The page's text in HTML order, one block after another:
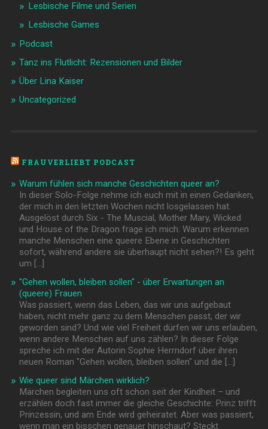
Lesbische Filme und Serien
Lesbische Games
Podcast
Tanz ins Flutlicht: Rezensionen und Bilder
Über Lina Kaiser
Uncategorized
FRAUVERLIEBT PODCAST
Warum fühlen sich manche Geschichten queer an?
In dieser Solo-Folge nehme ich euch mit in einen Gedanken,
der mich in den letzten Wochen nicht losgelassen hat.
Ausgelöst durch Six - The Muscial, Mother Mary, Wicked
und House of the Dragon frage ich mich: Warum erkennen
manche Menschen eine queere Ebene in Geschichten
sofort, während andere sie überhaupt nicht sehen?! Es geht
um […]
"Gehen wollen, bleiben sollen" - über Erwartungen an
(queere) Frauen
Was passiert, wenn das Leben, das wir uns aufgebaut
haben, nicht mehr ganz zu dem Menschen passt, der wir
geworden sind? Und wie viel Freiheit dürfen wir uns erlauben,
wenn andere Menschen auf uns zählen? In dieser Folge
spreche ich mit der Autorin Sophie Herrndorf über ihren
neuen Roman "Gehen wollen, bleiben sollen" und die […]
Wie queer sind Märchen wirklich?
Märchen begleiten uns oft schon seit der Kindheit – und
erzählen doch fast immer die gleiche Geschichte: Prinz trifft
Prinzessin, und am Ende wird geheiratet. Aber was passiert,
wenn man ein bisschen genauer hinschaut? Steckt